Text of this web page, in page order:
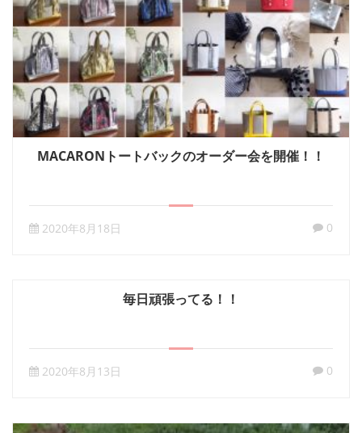
MACARONトートバックのオーダー会を開催！！
2020年8月18日 0
毎日頑張ってる！！
2020年8月13日 0